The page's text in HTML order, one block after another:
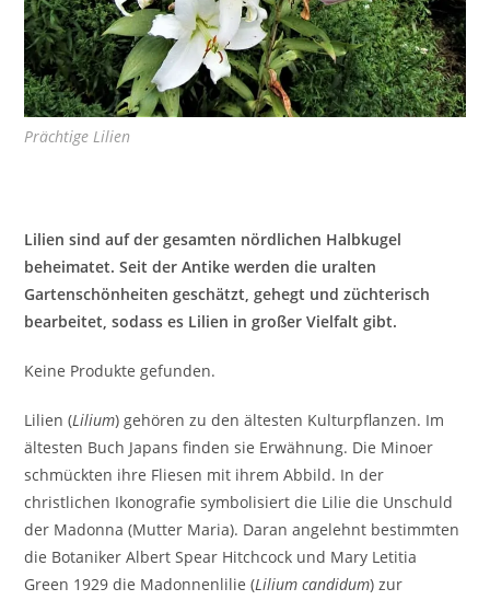
Prächtige Lilien
Lilien sind auf der gesamten nördlichen Halbkugel
beheimatet. Seit der Antike werden die uralten
Gartenschönheiten geschätzt, gehegt und züchterisch
bearbeitet, sodass es Lilien in großer Vielfalt gibt.
Keine Produkte gefunden.
Lilien (Lilium) gehören zu den ältesten Kulturpflanzen. Im
ältesten Buch Japans finden sie Erwähnung. Die Minoer
schmückten ihre Fliesen mit ihrem Abbild. In der
christlichen Ikonografie symbolisiert die Lilie die Unschuld
der Madonna (Mutter Maria). Daran angelehnt bestimmten
die Botaniker Albert Spear Hitchcock und Mary Letitia
Green 1929 die Madonnenlilie (Lilium candidum) zur